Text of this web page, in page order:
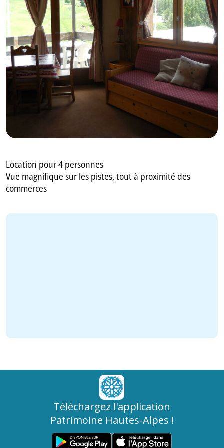
GB
IT
Location pour 4 personnes
Vue magnifique sur les pistes, tout à proximité des
commerces
Téléchargez l'application
Patrimoine Hautes-Alpes !